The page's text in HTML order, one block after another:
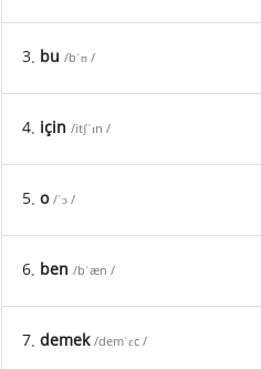
3. bu /bˈʊ /
4. için /itʃˈɪn /
5. o /ˈɔ /
6. ben /bˈæn /
7. demek /demˈɛc /